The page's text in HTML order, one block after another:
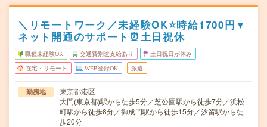
＼リモートワーク／未経験OK⭐時給1700円▼
ネット開通のサポート⏰土日祝休
職種未経験OK 交通費別途支給あり 土日祝日が休み
在宅・リモート WEB登録OK 派遣
勤務地
東京都港区
大門(東京都)駅から徒歩5分／芝公園駅から徒歩7分／浜松
町駅から徒歩8分／御成門駅から徒歩15分／汐留駅から徒
歩20分